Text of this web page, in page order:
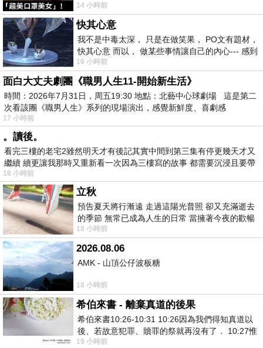
14 小時前
快其心意
我不是中毒太深， 只是在做笑果， PO文有題材，
快其心意 而以， 做某些事情讓自己的內心--- 感到
愉快。
16 小時前
面白大丈夫劇團《職男人生11-開始新生活》
時間：2026年7月31日，周五19:30 地點：北藝中心球劇場 這是第二
次看該團《職男人生》系列的現場演出，感覺新鮮度、喜劇感
17 小時前
。讀後。
看完三樓的老宅2雖然明天才有後記其實中間到第三集有停更幾天才又
繼續 續更讓我那時又重新看一次因為三樓寫的故事 都需要沉浸且要帶
有
18 小時前
立秋
預告夏天將行漸遠 走過這陽光普照 卻又充滿逝去
的季節 無常已成為人生的日常 當擁著今夜的歡暢
舒心 轉眼驟成昨日 而明晨 太陽
18 小時前
2026.08.06
AMK - 山頂公仔波板糖
18 小時前
希伯來書 - 離棄真道的後果
希伯來書10:26-10:31 10:26因為我們得知真道以
後、若故意犯罪、贖罪的祭就再沒有了． 10:27惟
有戰懼等候審判和那燒滅眾敵人的烈火
19 小時前